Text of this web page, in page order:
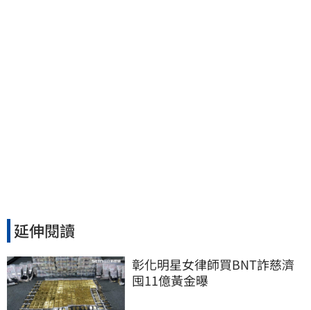
延伸閱讀
彰化明星女律師買BNT詐慈濟
囤11億黃金曝